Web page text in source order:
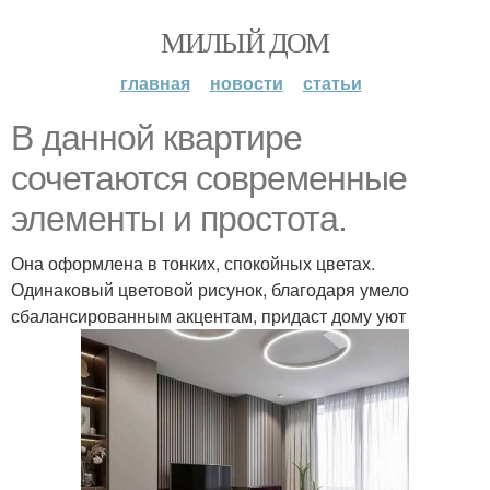
МИЛЫЙ ДОМ
главная новости статьи
В данной квартире
сочетаются современные
элементы и простота.
Она оформлена в тонких, спокойных цветах.
Одинаковый цветовой рисунок, благодаря умело
сбалансированным акцентам, придаст дому уют